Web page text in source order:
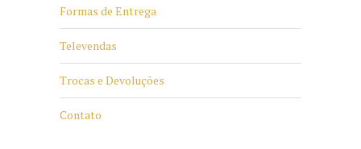
Formas de Entrega
Televendas
Trocas e Devoluções
Contato